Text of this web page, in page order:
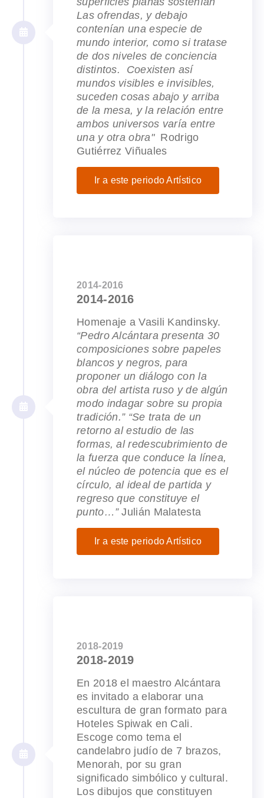
Las ofrendas, y debajo
contenían una especie de
mundo interior, como si tratase
de dos niveles de conciencia
distintos. Coexisten así
mundos visibles e invisibles,
suceden cosas abajo y arriba
de la mesa, y la relación entre
ambos universos varía entre
una y otra obra"Rodrigo
Gutiérrez Viñuales
Ir a este periodo Artístico
2014-2016
2014-2016
Homenaje a Vasili Kandinsky.
“Pedro Alcántara presenta 30
composiciones sobre papeles
blancos y negros, para
proponer un diálogo con la
obra del artista ruso y de algún
modo indagar sobre su propia
tradición.” “Se trata de un
retorno al estudio de las
formas, al redescubrimiento de
la fuerza que conduce la línea,
el núcleo de potencia que es el
círculo, al ideal de partida y
regreso que constituye el
punto…”Julián Malatesta
Ir a este periodo Artístico
2018-2019
2018-2019
En 2018 el maestro Alcántara
es invitado a elaborar una
escultura de gran formato para
Hoteles Spiwak en Cali.
Escoge como tema el
candelabro judío de 7 brazos,
Menorah, por su gran
significado simbólico y cultural.
Los dibujos que constituyen